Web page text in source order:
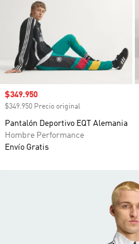
Precio de venta
$349.950
$349.950 Precio original
Pantalón Deportivo EQT Alemania
Hombre Performance
Envío Gratis